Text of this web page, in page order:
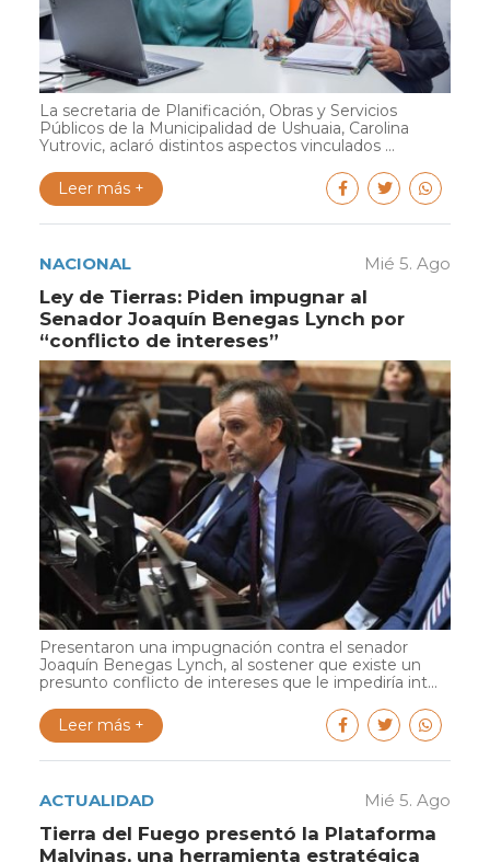
La secretaria de Planificación, Obras y Servicios
Públicos de la Municipalidad de Ushuaia, Carolina
Yutrovic, aclaró distintos aspectos vinculados ...
Leer más +
NACIONAL Mié 5. Ago
Ley de Tierras: Piden impugnar al
Senador Joaquín Benegas Lynch por
“conflicto de intereses”
Presentaron una impugnación contra el senador
Joaquín Benegas Lynch, al sostener que existe un
presunto conflicto de intereses que le impediría int...
Leer más +
ACTUALIDAD Mié 5. Ago
Tierra del Fuego presentó la Plataforma
Malvinas, una herramienta estratégica